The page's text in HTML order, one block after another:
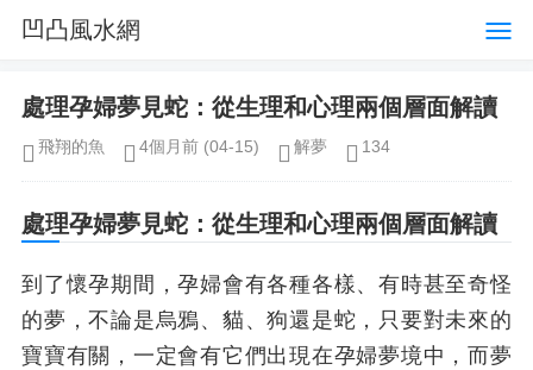
凹凸風水網
處理孕婦夢見蛇：從生理和心理兩個層面解讀
飛翔的魚 4個月前 (04-15) 解夢 134
處理孕婦夢見蛇：從生理和心理兩個層面解讀
到了懷孕期間，孕婦會有各種各樣、有時甚至奇怪
的夢，不論是烏鴉、貓、狗還是蛇，只要對未來的
寶寶有關，一定會有它們出現在孕婦夢境中，而夢